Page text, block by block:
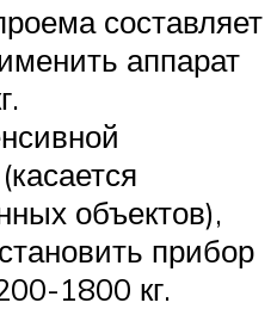
составляет
аппарат
объектов),
прибор
1800 кг.